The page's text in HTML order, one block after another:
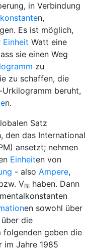
in Verbindung
n,
Es ist möglich,
Einheit Watt eine
sie einen Weg
zu
zu schaffen, die
-Urkilogramm beruht,
n.
Satz
den das International
ansetzt; nehmen
Einheiten von
- also Ampere,
VBI haben. Dann
en sowohl über
die
folgenden geben die
im Jahre 1985